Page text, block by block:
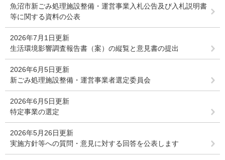
魚沼市新ごみ処理施設整備・運営事業入札公告及び入札説明書
等に関する資料の公表
2026年7月1日更新
生活環境影響調査報告書（案）の縦覧と意見書の提出
2026年6月5日更新
新ごみ処理施設整備・運営事業者選定委員会
2026年6月5日更新
特定事業の選定
2026年5月26日更新
実施方針等への質問・意見に対する回答を公表します